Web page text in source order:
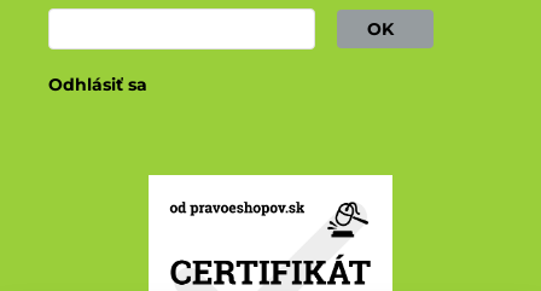
OK
Odhlásiť sa